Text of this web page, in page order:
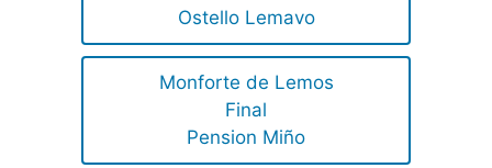
Ostello Lemavo
Monforte de Lemos
Final
Pension Miño